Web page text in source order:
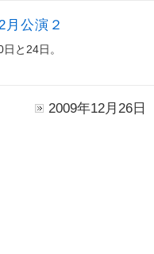
公演２
と24日。
2009年12月26日